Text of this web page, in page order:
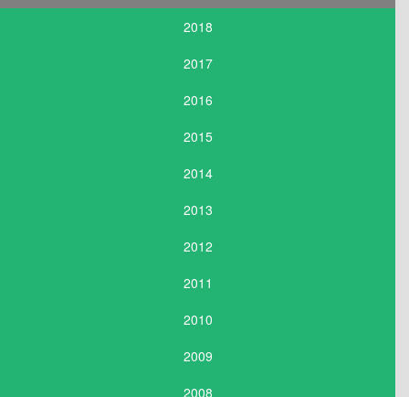
2018
2017
2016
2015
2014
2013
2012
2011
2010
2009
2008